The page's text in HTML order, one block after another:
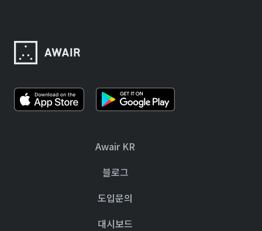
Awair KR
블로그
도입문의
대시보드